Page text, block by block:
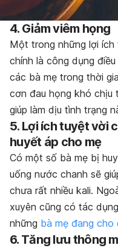
4. Giảm viêm họng
Một trong những lợi
chính là công dụng
các bà mẹ trong thời
cơn đau họng khó chịu
giúp làm dịu tình trạng
5. Lợi ích tuyệt vời
huyết áp cho mẹ
Có một số bà mẹ bị
uống nước chanh sẽ
chưa rất nhiều kali.
xuyên cũng có tác
những bà mẹ đang cho
6. Tăng lưu thông